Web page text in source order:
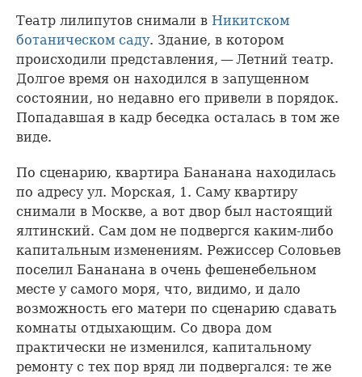
Театр лилипутов снимали в Никитском
ботаническом саду. Здание, в котором
происходили представления, — Летний театр.
Долгое время он находился в запущенном
состоянии, но недавно его привели в порядок.
Попадавшая в кадр беседка осталась в том же
виде.
По сценарию, квартира Бананана находилась
по адресу ул. Морская, 1. Саму квартиру
снимали в Москве, а вот двор был настоящий
ялтинский. Сам дом не подвергся каким-либо
капитальным изменениям. Режиссер Соловьев
поселил Бананана в очень фешенебельном
месте у самого моря, что, видимо, и дало
возможность его матери по сценарию сдавать
комнаты отдыхающим. Со двора дом
практически не изменился, капитальному
ремонту с тех пор вряд ли подвергался: те же